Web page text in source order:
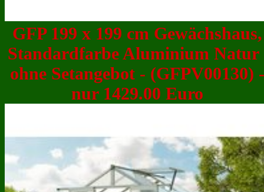
GFP 199 x 199 cm Gewächshaus,
Standardfarbe Aluminium Natur
ohne Setangebot - (GFPV00130) -
nur 1429.00 Euro